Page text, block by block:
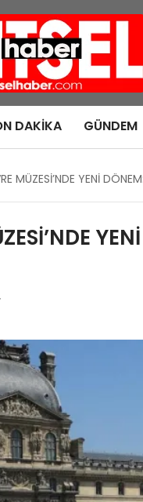
DAKIKA GÜNDEM
MÜZESİ’NDE YENİ